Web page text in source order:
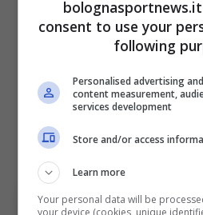
l’affare in Serie A
Tutto può cambiare nei
arrivare così alla nuova
ambita. Sorloth è
l’attaccante norvegese è
alla grande il nuovo
consent to use your
following
Personalised advertising
content measurement,
services development
Store and/or access
Learn more
Your personal data will be
your device (cookies, unique